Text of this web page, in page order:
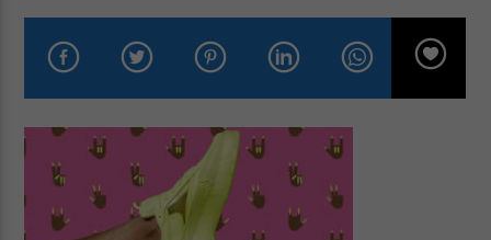
PLAY THAT FUNKY MUSIC
WILD CHERRY